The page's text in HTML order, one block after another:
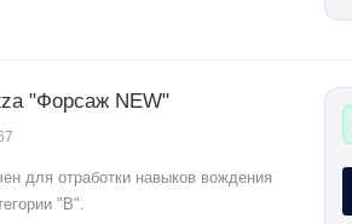
"Форсаж NEW"
для отработки навыков вождения
"В".